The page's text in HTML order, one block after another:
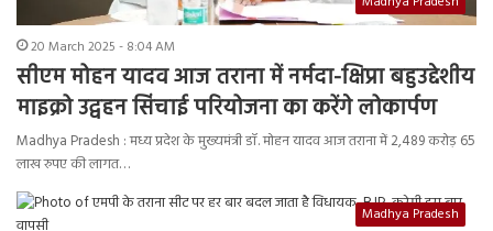
20 March 2025 - 8:04 AM
सीएम मोहन यादव आज तराना में नर्मदा-क्षिप्रा बहुउद्देशीय
माइक्रो उद्वहन सिंचाई परियोजना का करेंगे लोकार्पण
Madhya Pradesh : मध्य प्रदेश के मुख्यमंत्री डॉ. मोहन यादव आज तराना में 2,489 करोड़ 65
लाख रुपए की लागत…
Madhya Pradesh